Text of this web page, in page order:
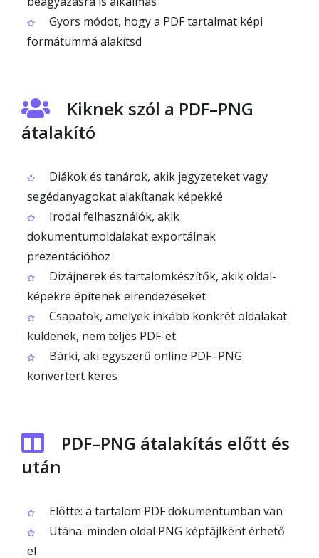
Gyors módot, hogy a PDF tartalmat képi
formátummá alakítsd
Kiknek szól a PDF–PNG
átalakító
Diákok és tanárok, akik jegyzeteket vagy
segédanyagokat alakítanak képekké
Irodai felhasználók, akik
dokumentumoldalakat exportálnak
prezentációhoz
Dizájnerek és tartalomkészítők, akik oldal-
képekre építenek elrendezéseket
Csapatok, amelyek inkább konkrét oldalakat
küldenek, nem teljes PDF-et
Bárki, aki egyszerű online PDF–PNG
konvertert keres
PDF–PNG átalakítás előtt és
után
Előtte: a tartalom PDF dokumentumban van
Utána: minden oldal PNG képfájlként érhető
el